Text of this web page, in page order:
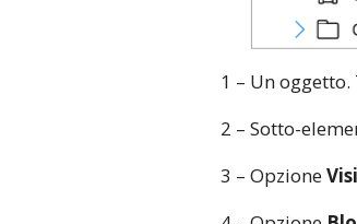
1 – Un
2 – Sotto-
3 – Opzione